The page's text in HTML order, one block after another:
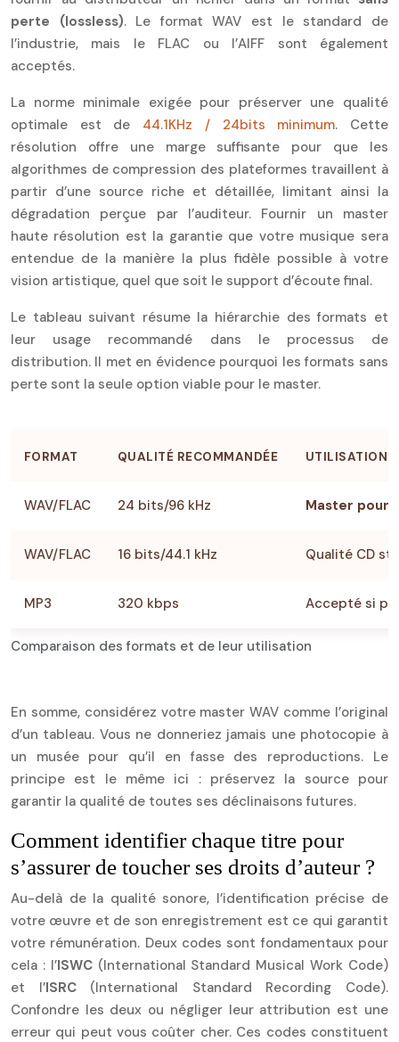
perte (lossless). Le format WAV est le standard de
l’industrie, mais le FLAC ou l’AIFF sont également
acceptés.
La norme minimale exigée pour préserver une qualité
optimale est de 44.1KHz / 24bits minimum. Cette
résolution offre une marge suffisante pour que les
algorithmes de compression des plateformes travaillent à
partir d’une source riche et détaillée, limitant ainsi la
dégradation perçue par l’auditeur. Fournir un master
haute résolution est la garantie que votre musique sera
entendue de la manière la plus fidèle possible à votre
vision artistique, quel que soit le support d’écoute final.
Le tableau suivant résume la hiérarchie des formats et
leur usage recommandé dans le processus de
distribution. Il met en évidence pourquoi les formats sans
perte sont la seule option viable pour le master.
Comparaison des formats et de leur utilisation
FORMAT QUALITÉ RECOMMANDÉE UTILISATION
WAV/FLAC 24 bits/96 kHz Master pour
WAV/FLAC 16 bits/44.1 kHz Qualité CD
MP3 320 kbps Accepté si
En somme, considérez votre master WAV comme l’original
d’un tableau. Vous ne donneriez jamais une photocopie à
un musée pour qu’il en fasse des reproductions. Le
principe est le même ici : préservez la source pour
garantir la qualité de toutes ses déclinaisons futures.
Comment identifier chaque titre pour
s’assurer de toucher ses droits d’auteur ?
Au-delà de la qualité sonore, l’identification précise de
votre œuvre et de son enregistrement est ce qui garantit
votre rémunération. Deux codes sont fondamentaux pour
cela : l’ISWC(International Standard Musical Work Code)
et l’ISRC(International Standard Recording Code).
Confondre les deux ou négliger leur attribution est une
erreur qui peut vous coûter cher. Ces codes constituent